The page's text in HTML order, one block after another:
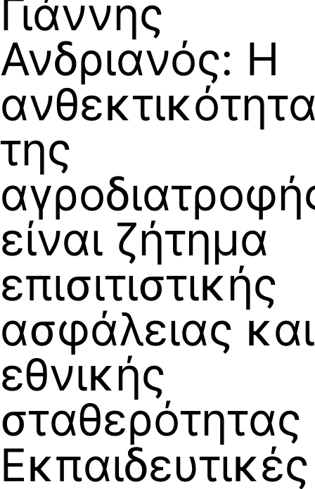
Γιάννης
Ανδριανός: Η
της
είναι ζήτημα
επισιτιστικής
ασφάλειας και
εθνικής
σταθερότητας
Εκπαιδευτικές